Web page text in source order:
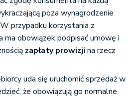
poza wynagrodzenie
przypadku korzystania z
ma obowiązek podpisać umowę i
zapłaty prowizji na rzecz
uda się uruchomić sprzedaż w
że obowiązują go normalne